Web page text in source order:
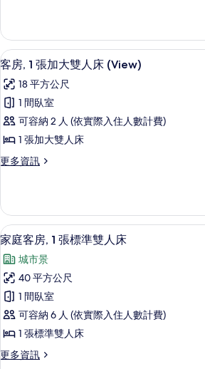
雙
人
床
的
所
有
相
片
2
張
標
雙
人
的
詳
顯
示
客
房,
1
張
加
雙
人
床
(View)
的
所
有
相
片
低過敏寢
6
客房, 1 張加大雙人床 (View)
18 平方公尺
1 間臥室
可容納 2 人 (依實際入住人數計費)
1 張加大雙人床
更多資訊
更
1
張
加
大
雙
人
床
(View)
的
詳
情
顯
示
家
庭
客
房,
1
張
家庭客房
10
家庭客房, 1 張標準雙人床
城市景
40 平方公尺
1 間臥室
可容納 6 人 (依實際入住人數計費)
1 張標準雙人床
更多資訊
更